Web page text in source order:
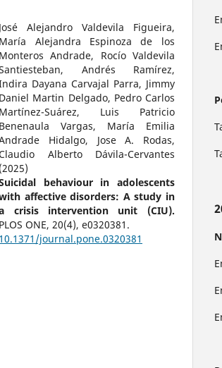
José Alejandro Valdevila Figueira,
María Alejandra Espinoza de los
Monteros Andrade, Rocío Valdevila
Andrés Ramírez,
Dayana Carvajal Parra, Jimmy
Daniel Martin Delgado, Pedro Carlos
Martínez-Suárez, Luis Patricio
Benenaula Vargas, María Emilia
Hidalgo, Jose A. Rodas,
Alberto Dávila-Cervantes
(2025)
behaviour in adolescents
affective disorders: A study in
crisis intervention unit (CIU).
PLOS ONE,20(4),e0320381.
10.1371/journal.pone.0320381